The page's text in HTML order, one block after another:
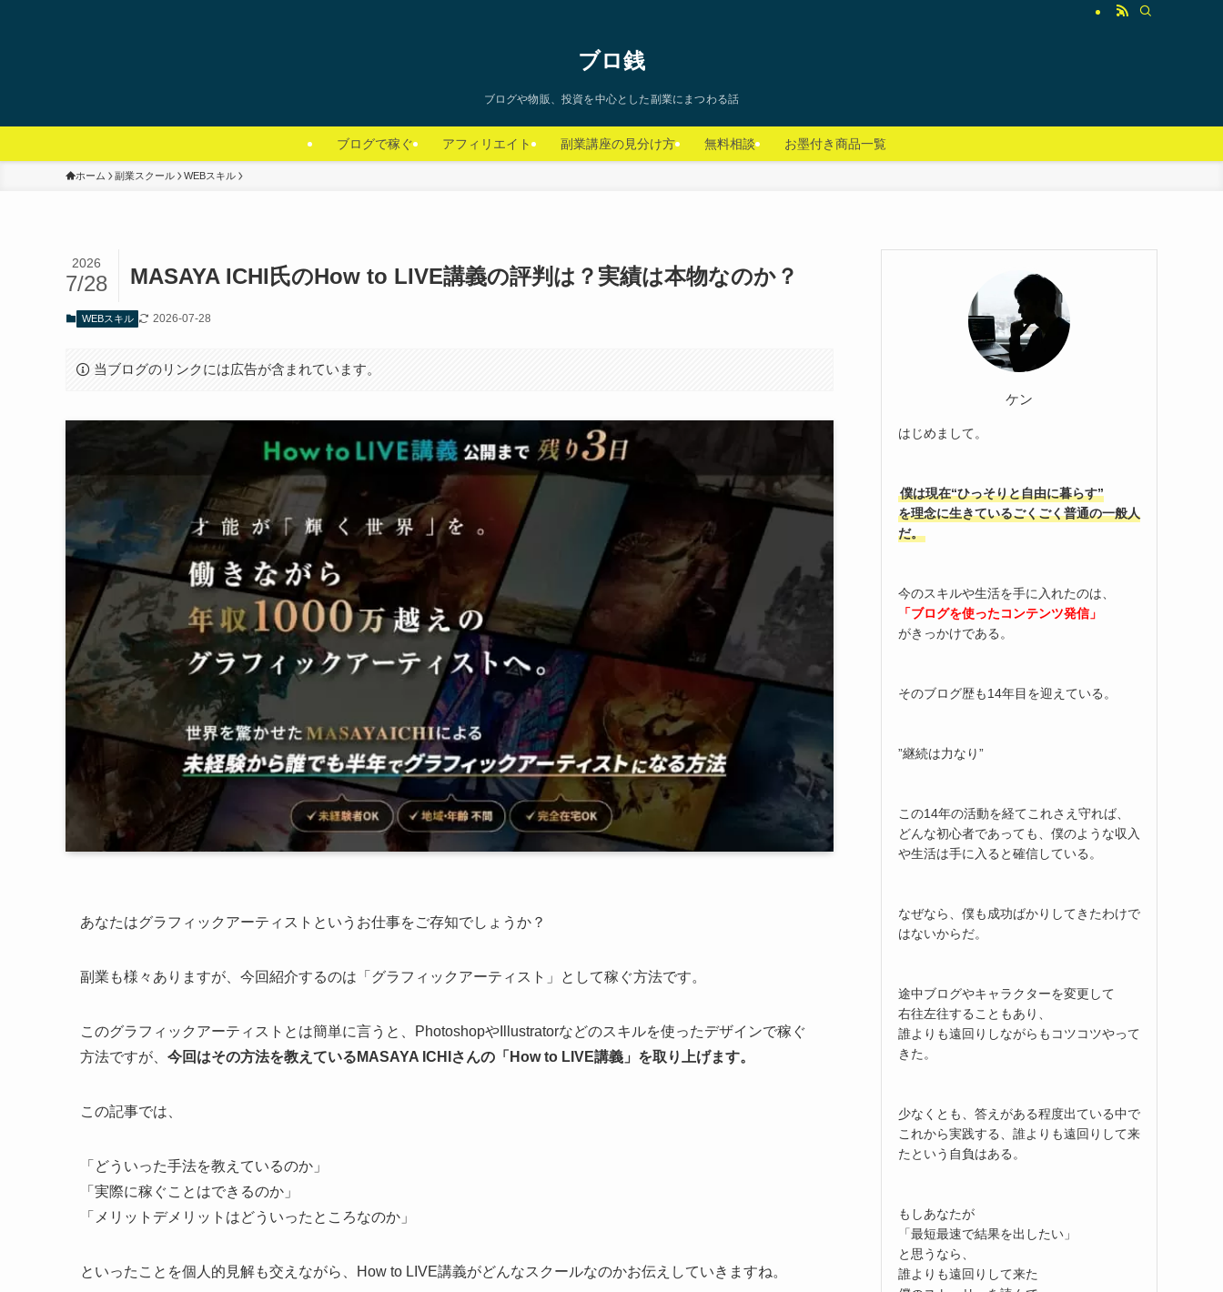
ブロ銭
ブログや物販、投資を中心とした副業にまつわる話
ブログで稼ぐ アフィリエイト 副業講座の見分け方 無料相談 お墨付き商品一覧
ホーム 副業スクール WEBスキル
MASAYA ICHI氏のHow to LIVE講義の評判は？実績は本物なのか？
2026
7/28
WEBスキル 2026-07-28
当ブログのリンクには広告が含まれています。
あなたはグラフィックアーティストというお仕事をご存知でしょうか？
副業も様々ありますが、今回紹介するのは「グラフィックアーティスト」として稼ぐ方法です。
このグラフィックアーティストとは簡単に言うと、PhotoshopやIllustratorなどのスキルを使ったデザインで稼ぐ
方法ですが、 今回はその方法を教えているMASAYA ICHIさんの「How to LIVE講義」を取り上げます。
この記事では、
「どういった手法を教えているのか」
「実際に稼ぐことはできるのか」
「メリットデメリットはどういったところなのか」
といったことを個人的見解も交えながら、How to LIVE講義がどんなスクールなのかお伝えしていきますね。
ケン
はじめまして。
僕は現在“ひっそりと自由に暮らす”
を理念に生きているごくごく普通の一般人
だ。
今のスキルや生活を手に入れたのは、
「ブログを使ったコンテンツ発信」
がきっかけである。
そのブログ歴も14年目を迎えている。
”継続は力なり”
この14年の活動を経てこれさえ守れば、
どんな初心者であっても、僕のような収入
や生活は手に入ると確信している。
なぜなら、僕も成功ばかりしてきたわけで
はないからだ。
途中ブログやキャラクターを変更して
右往左往することもあり、
誰よりも遠回りしながらもコツコツやって
きた。
少なくとも、答えがある程度出ている中で
これから実践する、誰よりも遠回りして来
たという自負はある。
もしあなたが
「最短最速で結果を出したい」
と思うなら、
誰よりも遠回りして来た